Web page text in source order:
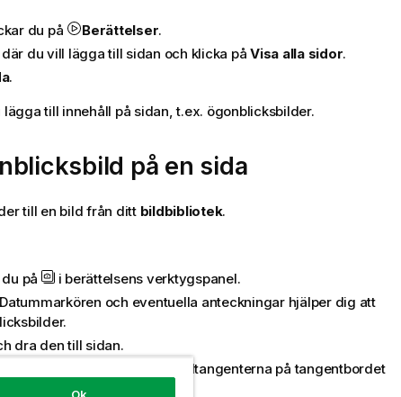
du på
Berättelser.
du vill lägga till sidan och klicka på Visa alla sidor.
.
lägga till innehåll på sidan, t.ex. ögonblicksbilder.
på en sida
till en bild från ditt bildbibliotek.
på
i berättelsens verktygspanel.
och eventuella anteckningar hjälper dig att
dra den till sidan.
rutnätet. Du kan använda piltangenterna på tangentbordet